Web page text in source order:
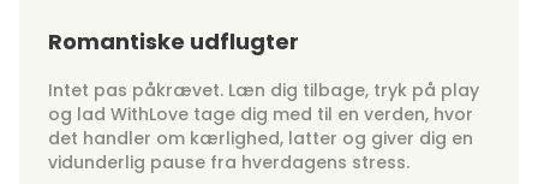
Romantiske udflugter
Intet pas påkrævet. Læn dig tilbage, tryk på play
og lad WithLove tage dig med til en verden, hvor
det handler om kærlighed, latter og giver dig en
vidunderlig pause fra hverdagens stress.